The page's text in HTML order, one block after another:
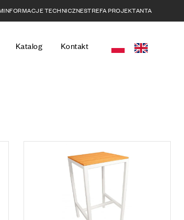
INFORMACJE TECHNICZNESTREFA PROJEKTANTA
Katalog Kontakt